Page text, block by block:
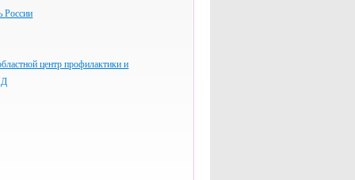
центр профилактики и